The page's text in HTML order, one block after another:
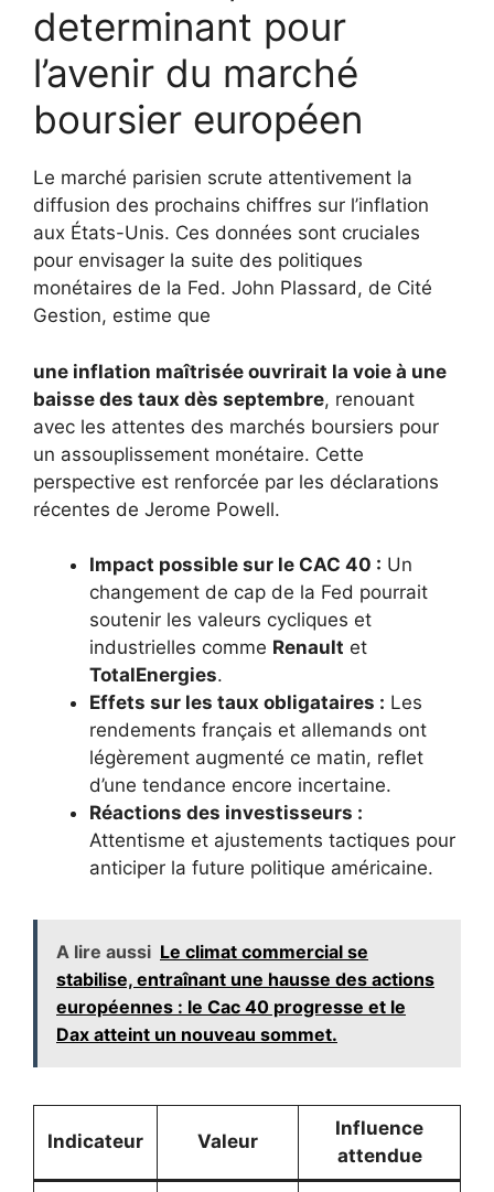
determinant pour
l’avenir du marché
boursier européen
Le marché parisien scrute attentivement la
diffusion des prochains chiffres sur l’inflation
aux États-Unis. Ces données sont cruciales
pour envisager la suite des politiques
monétaires de la Fed. John Plassard, de Cité
Gestion, estime que
une inflation maîtrisée ouvrirait la voie à une
baisse des taux dès septembre, renouant
avec les attentes des marchés boursiers pour
un assouplissement monétaire. Cette
perspective est renforcée par les déclarations
récentes de Jerome Powell.
Impact possible sur le CAC 40 : Un
changement de cap de la Fed pourrait
soutenir les valeurs cycliques et
industrielles comme Renault et
TotalEnergies.
Effets sur les taux obligataires : Les
rendements français et allemands ont
légèrement augmenté ce matin, reflet
d’une tendance encore incertaine.
Réactions des investisseurs :
Attentisme et ajustements tactiques pour
anticiper la future politique américaine.
A lire aussi Le climat commercial se
stabilise, entraînant une hausse des actions
européennes : le Cac 40 progresse et le
Dax atteint un nouveau sommet.
Indicateur Valeur
Influence
attendue